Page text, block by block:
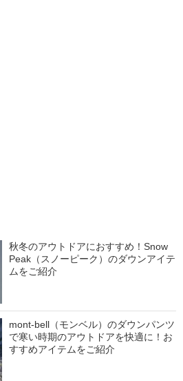
秋冬のアウトドアにおすすめ！Snow
Peak（スノーピーク）のダウンアイテ
ムをご紹介
mont-bell（モンベル）のダウンパンツ
で寒い時期のアウトドアを快適に！お
すすめアイテムをご紹介